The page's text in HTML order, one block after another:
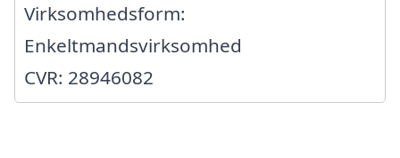
Virksomhedsform:
Enkeltmandsvirksomhed
CVR: 28946082